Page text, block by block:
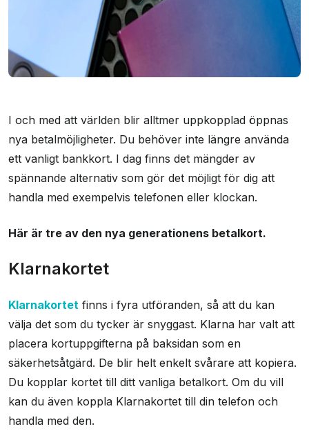
I och med att världen blir alltmer uppkopplad öppnas
nya betalmöjligheter. Du behöver inte längre använda
ett vanligt bankkort. I dag finns det mängder av
spännande alternativ som gör det möjligt för dig att
handla med exempelvis telefonen eller klockan.
Här är tre av den nya generationens betalkort.
Klarnakortet
Klarnakortet finns i fyra utföranden, så att du kan
välja det som du tycker är snyggast. Klarna har valt att
placera kortuppgifterna på baksidan som en
säkerhetsåtgärd. De blir helt enkelt svårare att kopiera.
Du kopplar kortet till ditt vanliga betalkort. Om du vill
kan du även koppla Klarnakortet till din telefon och
handla med den.